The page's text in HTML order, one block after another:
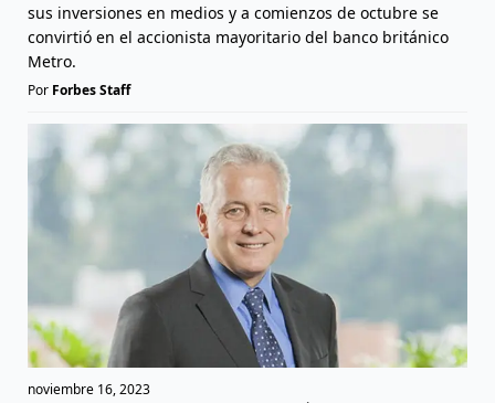
sus inversiones en medios y a comienzos de octubre se
convirtió en el accionista mayoritario del banco británico
Metro.
Por Forbes Staff
noviembre 16, 2023